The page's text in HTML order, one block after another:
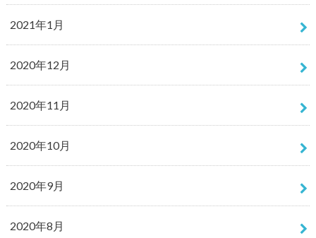
2021年1月
2020年12月
2020年11月
2020年10月
2020年9月
2020年8月